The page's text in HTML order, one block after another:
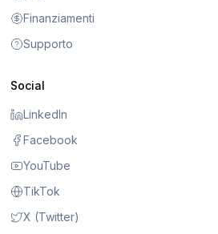
Finanziamenti
Supporto
Social
LinkedIn
Facebook
YouTube
TikTok
X (Twitter)